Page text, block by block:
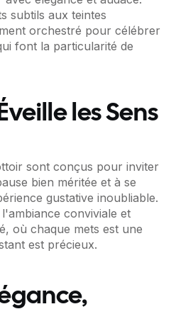
subtils aux teintes
orchestré pour célébrer
font la particularité de
les Sens
sont conçus pour inviter
bien méritée et à se
gustative inoubliable.
conviviale et
où chaque mets est une
est précieux.